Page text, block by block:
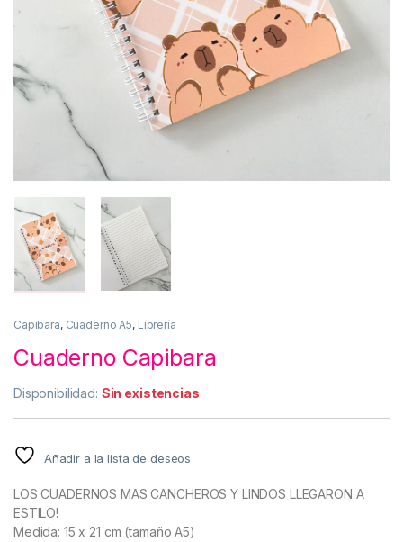
Capibara, Cuaderno A5, Librería
Cuaderno Capibara
Disponibilidad: Sin existencias
Añadir a la lista de deseos
LOS CUADERNOS MAS CANCHEROS Y LINDOS LLEGARON A
ESTILO!
Medida: 15 x 21 cm (tamaño A5)